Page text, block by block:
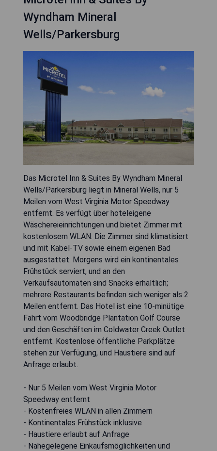
Wyndham Mineral
Wells/Parkersburg
Das Microtel Inn & Suites By Wyndham Mineral
Wells/Parkersburg liegt in Mineral Wells, nur 5
Meilen vom West Virginia Motor Speedway
entfernt. Es verfügt über hoteleigene
Wäschereieinrichtungen und bietet Zimmer mit
kostenlosem WLAN. Die Zimmer sind klimatisiert
und mit Kabel-TV sowie einem eigenen Bad
ausgestattet. Morgens wird ein kontinentales
Frühstück serviert, und an den
Verkaufsautomaten sind Snacks erhältlich;
mehrere Restaurants befinden sich weniger als 2
Meilen entfernt. Das Hotel ist eine 10-minütige
Fahrt vom Woodbridge Plantation Golf Course
und den Geschäften im Coldwater Creek Outlet
entfernt. Kostenlose öffentliche Parkplätze
stehen zur Verfügung, und Haustiere sind auf
Anfrage erlaubt.
- Nur 5 Meilen vom West Virginia Motor
Speedway entfernt
- Kostenfreies WLAN in allen Zimmern
- Kontinentales Frühstück inklusive
- Haustiere erlaubt auf Anfrage
- Nahegelegene Einkaufsmöglichkeiten und